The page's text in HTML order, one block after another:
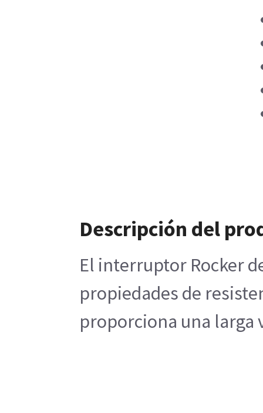
Descripción del
El interruptor Rocker
propiedades de
proporciona una